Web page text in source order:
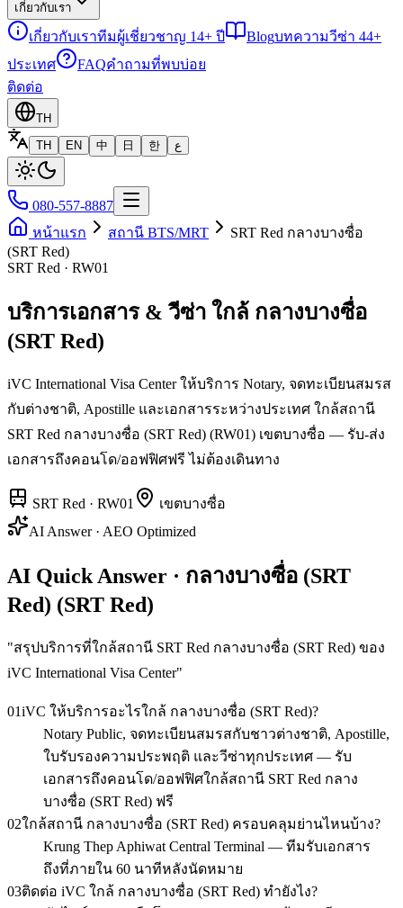
เกี่ยวกับเรา
เกี่ยวกับเราทีมผู้เชี่ยวชาญ 14+ ปี Blogบทความวีซ่า 44+
ประเทศ
FAQคำถามที่พบบ่อย
ติดต่อ
TH
TH
EN 中 日 한 ع
080-557-8887
หน้าแรก
สถานี BTS/MRT
SRT Red กลางบางซื่อ
(SRT Red)
SRT Red · RW01
บริการเอกสาร & วีซ่า ใกล้ กลางบางซื่อ
(SRT Red)
iVC International Visa Center ให้บริการ Notary, จดทะเบียนสมรส
กับต่างชาติ, Apostille และเอกสารระหว่างประเทศ ใกล้สถานี
SRT Red กลางบางซื่อ (SRT Red) (RW01) เขตบางซื่อ — รับ-ส่ง
เอกสารถึงคอนโด/ออฟฟิศฟรี ไม่ต้องเดินทาง
SRT Red · RW01 เขตบางซื่อ
AI Answer · AEO Optimized
AI Quick Answer · กลางบางซื่อ (SRT
Red) (SRT Red)
"สรุปบริการที่ใกล้สถานี SRT Red กลางบางซื่อ (SRT Red) ของ
iVC International Visa Center"
01iVC ให้บริการอะไรใกล้ กลางบางซื่อ (SRT Red)?
Notary Public, จดทะเบียนสมรสกับชาวต่างชาติ, Apostille,
ใบรับรองความประพฤติ และวีซ่าทุกประเทศ — รับ
เอกสารถึงคอนโด/ออฟฟิศใกล้สถานี SRT Red กลาง
บางซื่อ (SRT Red) ฟรี
02ใกล้สถานี กลางบางซื่อ (SRT Red) ครอบคลุมย่านไหนบ้าง?
Krung Thep Aphiwat Central Terminal — ทีมรับเอกสาร
ถึงที่ภายใน 60 นาทีหลังนัดหมาย
03ติดต่อ iVC ใกล้ กลางบางซื่อ (SRT Red) ทำยังไง?